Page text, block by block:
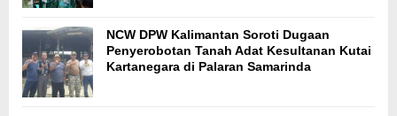
NCW DPW Kalimantan Soroti Dugaan
Penyerobotan Tanah Adat Kesultanan Kutai
Kartanegara di Palaran Samarinda